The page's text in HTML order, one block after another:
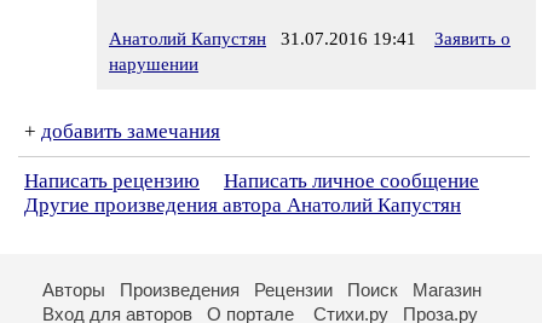
Анатолий Капустян 31.07.2016 19:41
Заявить о
нарушении
+ добавить замечания
Написать рецензию
Написать личное сообщение
Другие произведения автора Анатолий Капустян
Авторы Произведения Рецензии Поиск
Магазин
Вход для авторов
О портале Стихи.ру Проза.ру